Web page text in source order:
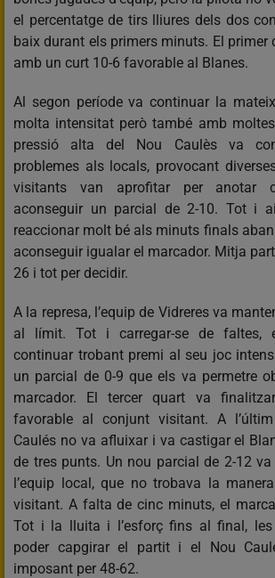
el percentatge de tirs lliures dels dos
baix durant els primers minuts. El primer
amb un curt 10-6 favorable al Blanes.
Al segon període va continuar la
molta intensitat però també amb
pressió alta del Nou Caulès va
problemes als locals, provocant
visitants van aprofitar per anotar
aconseguir un parcial de 2-10. Tot i
reaccionar molt bé als minuts finals
aconseguir igualar el marcador. Mitja
26 i tot per decidir.
A la represa, l’equip de Vidreres va
al límit. Tot i carregar-se de faltes,
continuar trobant premi al seu joc
un parcial de 0-9 que els va permetre
marcador. El tercer quart va
favorable al conjunt visitant. A
Caulés no va afluixar i va castigar el
de tres punts. Un nou parcial de 2-12
l’equip local, que no trobava la
visitant. A falta de cinc minuts, el
Tot i la lluita i l’esforç fins al final, les
poder capgirar el partit i el Nou
imposant per 48-62.